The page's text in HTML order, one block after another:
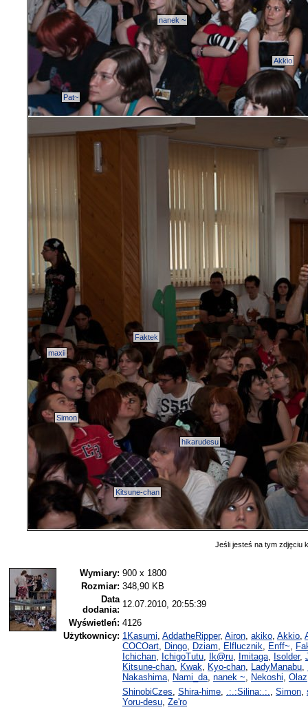
Akkio
Faktek
hikarudesu
Kitsune-chan
maxii
nanek ~
Pat~
Simon
Jeśli jesteś na tym zdjęciu
Wymiary: 900 x 1800
Rozmiar: 348,90 KB
Data
dodania:
12.07.2010, 20:55:39
Wyświetleń: 4126
Użytkownicy: 1Kasumi AddatheRipper, Airon akiko Akkio
COCOart
Dingo Dziam Elflucznik Enff~
Ichichan
IchigoTutu Ik@ru Imitaga Isolder,
Kitsune-chan
Kwak Kyo-chan LadyManabu
Nakashima
Nami_da nanek ~ Nekoshi Olaz
ShinobiCzes Shira-hime .:.:Silina:.:. Simon
Yoru-desu Ze'ro